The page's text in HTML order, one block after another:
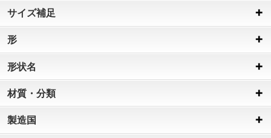
サイズ補足
形
形状名
材質・分類
製造国